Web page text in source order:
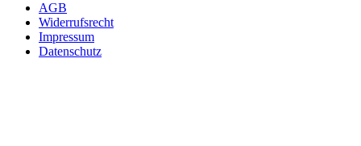
AGB
Widerrufsrecht
Impressum
Datenschutz